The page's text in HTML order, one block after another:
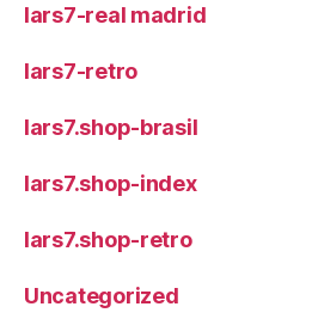
lars7-real madrid
lars7-retro
lars7.shop-brasil
lars7.shop-index
lars7.shop-retro
Uncategorized